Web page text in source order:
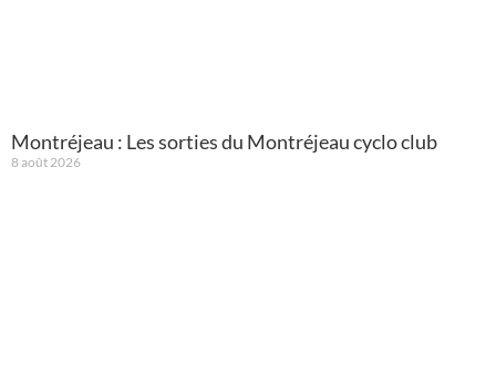
Montréjeau : Les sorties du Montréjeau cyclo club
8 août 2026